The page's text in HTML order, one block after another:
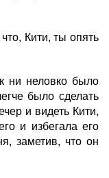
Кити, ты опять
ни неловко было
было сделать
и видеть Кити,
и избегала его
заметив, что он